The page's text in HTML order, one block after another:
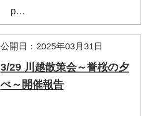
p...
公開日：2025年03月31日
3/29 川越散策会～誉桜の夕
べ～開催報告